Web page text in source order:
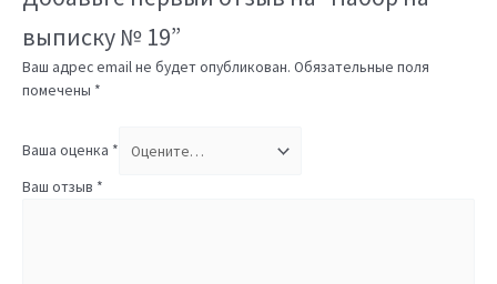
выписку № 19”
Ваш адрес email не будет опубликован. Обязательные поля
помечены *
Ваша оценка *
Ваш отзыв *